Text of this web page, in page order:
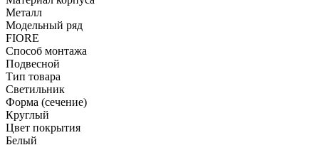
Металл
Модельный ряд
FIORE
Способ монтажа
Подвесной
Тип товара
Светильник
Форма (сечение)
Круглый
Цвет покрытия
Белый